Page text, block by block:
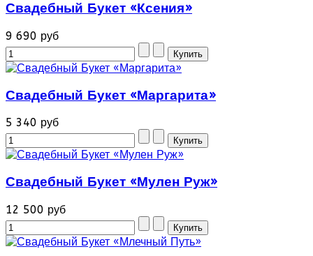
Свадебный Букет «Ксения»
9 690 руб
Свадебный Букет «Маргарита»
5 340 руб
Свадебный Букет «Мулен Руж»
12 500 руб